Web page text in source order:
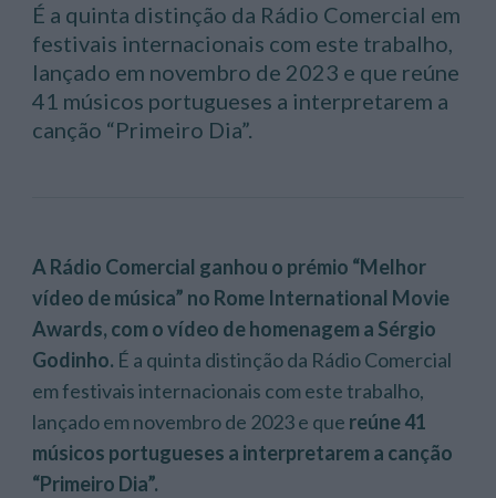
É a quinta distinção da Rádio Comercial em
festivais internacionais com este trabalho,
lançado em novembro de 2023 e que reúne
41 músicos portugueses a interpretarem a
canção “Primeiro Dia”.
A Rádio Comercial ganhou o prémio “Melhor
vídeo de música” no Rome International Movie
Awards, com o vídeo de homenagem a Sérgio
Godinho. É a quinta distinção da Rádio Comercial
em festivais internacionais com este trabalho,
lançado em novembro de 2023 e que reúne 41
músicos portugueses a interpretarem a canção
“Primeiro Dia”.